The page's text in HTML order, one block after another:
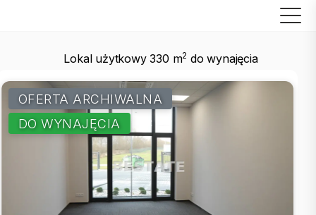
Lokal użytkowy 330 m2 do wynajęcia
OFERTA ARCHIWALNA
DO WYNAJĘCIA